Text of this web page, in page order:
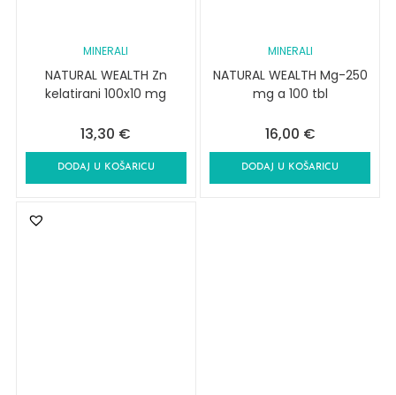
MINERALI
NATURAL WEALTH Zn
kelatirani 100x10 mg
13,30 €
DODAJ U KOŠARICU
MINERALI
NATURAL WEALTH Mg-250
mg a 100 tbl
16,00 €
DODAJ U KOŠARICU